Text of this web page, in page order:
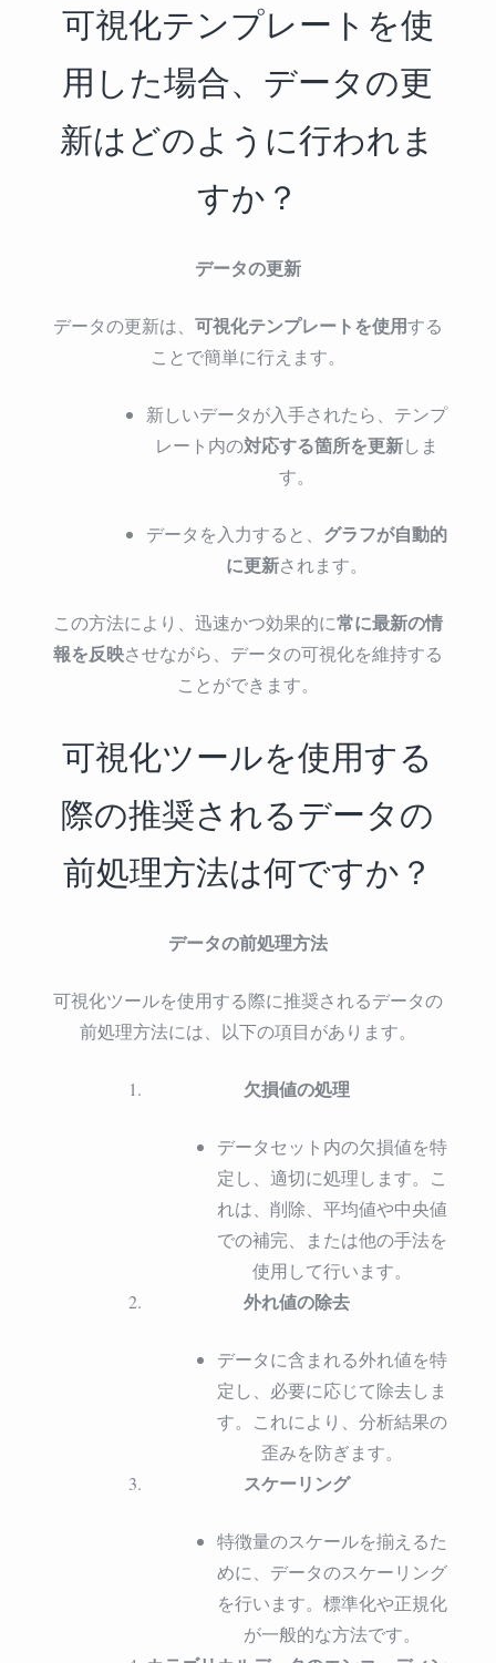
可視化テンプレートを使
用した場合、データの更
新はどのように行われま
すか？
データの更新
データの更新は、 可視化テンプレートを使用する
ことで簡単に行えます。
新しいデータが入手されたら、テンプ
レート内の対応する箇所を更新しま
す。
データを入力すると、 グラフが自動的
に更新されます。
この方法により、迅速かつ効果的に常に最新の情
報を反映させながら、データの可視化を維持する
ことができます。
可視化ツールを使用する
際の推奨されるデータの
前処理方法は何ですか？
データの前処理方法
可視化ツールを使用する際に推奨されるデータの
前処理方法には、以下の項目があります。
欠損値の処理
データセット内の欠損値を特
定し、適切に処理します。こ
れは、削除、平均値や中央値
での補完、または他の手法を
使用して行います。
外れ値の除去
データに含まれる外れ値を特
定し、必要に応じて除去しま
す。これにより、分析結果の
歪みを防ぎます。
スケーリング
特徴量のスケールを揃えるた
めに、データのスケーリング
を行います。標準化や正規化
が一般的な方法です。